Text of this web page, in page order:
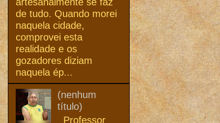
de tudo. Quando morei
naquela cidade,
comprovei esta
realidade e os
gozadores diziam
naquela ép...
(nenhum
título)
Professor